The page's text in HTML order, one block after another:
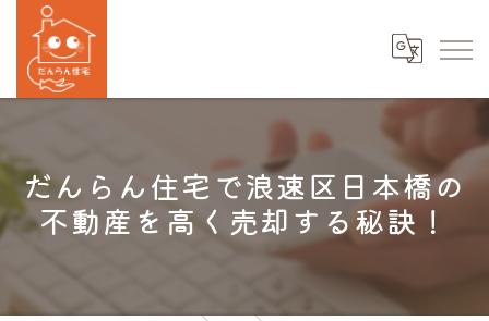
だんらん住宅で浪速区日本橋の
不動産を高く売却する秘訣！